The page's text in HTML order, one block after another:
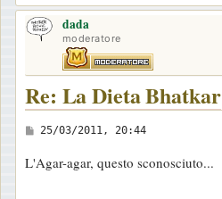
dada
moderatore
Re: La Dieta Bhatkar
M
s
25/03/2011, 20:44
L'Agar-agar, questo sconosciuto...